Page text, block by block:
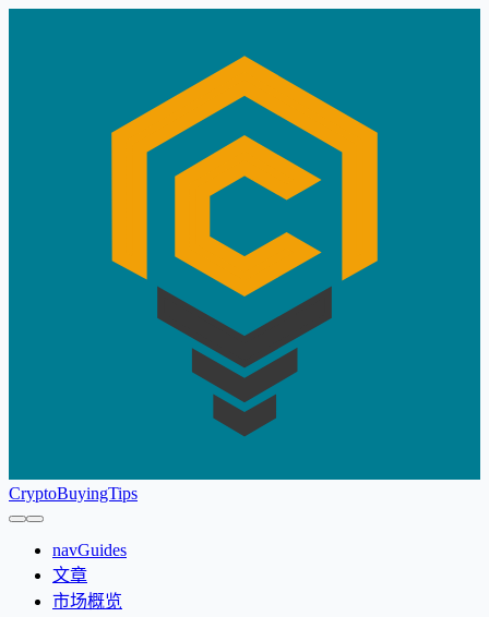
CryptoBuyingTips
navGuides
文章
市场概览